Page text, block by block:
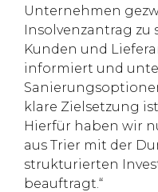
Unternehmen
Insolvenzantrag zu
Kunden und
informiert und
klare Zielsetzung
Hierfür haben wir
aus Trier mit der
strukturierten
beauftragt.“